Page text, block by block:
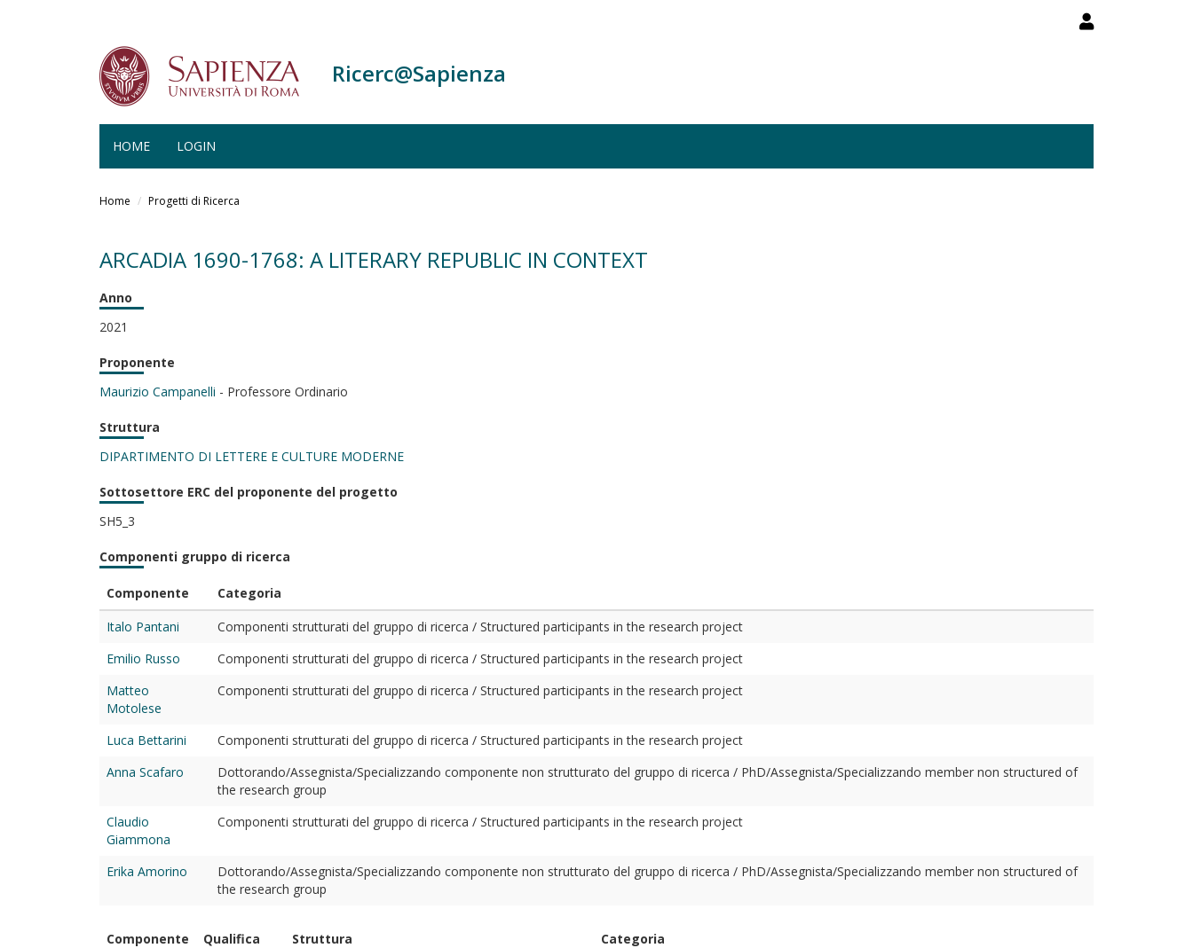
Ricerc@Sapienza
HOME LOGIN
Home Progetti di Ricerca
ARCADIA 1690-1768: A LITERARY REPUBLIC IN CONTEXT
Anno
2021
Proponente
Maurizio Campanelli - Professore Ordinario
Struttura
DIPARTIMENTO DI LETTERE E CULTURE MODERNE
Sottosettore ERC del proponente del progetto
SH5_3
Componenti gruppo di ricerca
Componente
Categoria
Italo Pantani
Componenti strutturati del gruppo di ricerca / Structured participants in the research project
Emilio Russo
Componenti strutturati del gruppo di ricerca / Structured participants in the research project
Matteo
Motolese
Componenti strutturati del gruppo di ricerca / Structured participants in the research project
Luca Bettarini
Componenti strutturati del gruppo di ricerca / Structured participants in the research project
Anna Scafaro
Dottorando/Assegnista/Specializzando componente non strutturato del gruppo di ricerca / PhD/Assegnista/Specializzando member non structured of
the research group
Claudio
Giammona
Componenti strutturati del gruppo di ricerca / Structured participants in the research project
Erika Amorino
Dottorando/Assegnista/Specializzando componente non strutturato del gruppo di ricerca / PhD/Assegnista/Specializzando member non structured of
the research group
Componente Qualifica Struttura
Categoria